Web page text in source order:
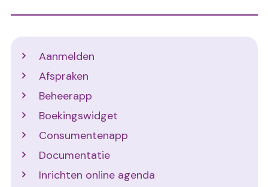
Aanmelden
Afspraken
Beheerapp
Boekingswidget
Consumentenapp
Documentatie
Inrichten online agenda